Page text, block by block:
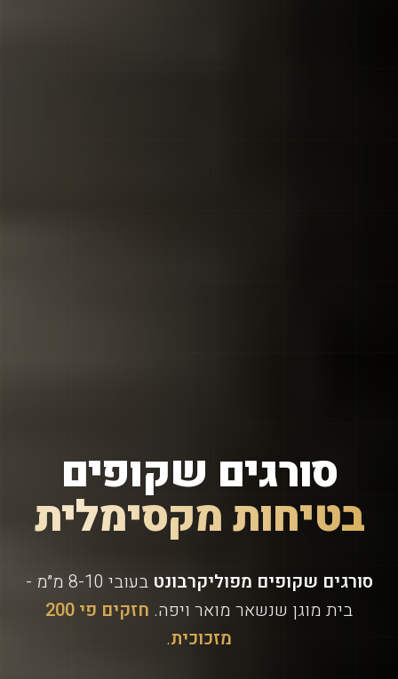
סורגים שקופים
בטיחות מקסימלית
סורגים שקופים מפוליקרבונט
בעובי 8-10 מ״מ -
בית מוגן שנשאר מואר ויפה.
חזקים פי 200
מזכוכית.